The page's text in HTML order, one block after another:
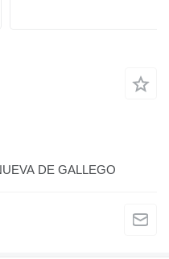
DE GALLEGO